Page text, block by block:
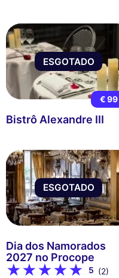
ESGOTADO
€ 99
Bistrô Alexandre III
ESGOTADO
Dia dos Namorados
2027 no Procope
5 (2)